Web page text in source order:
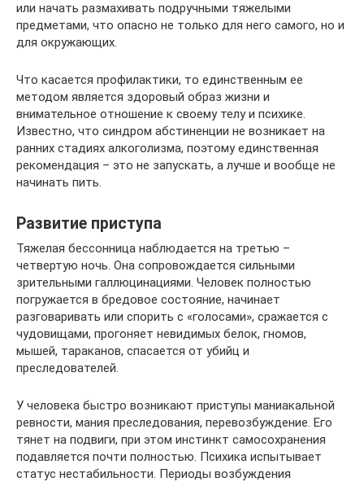
или начать размахивать подручными тяжелыми
предметами, что опасно не только для него самого, но и
для окружающих.
Что касается профилактики, то единственным ее
методом является здоровый образ жизни и
внимательное отношение к своему телу и психике.
Известно, что синдром абстиненции не возникает на
ранних стадиях алкоголизма, поэтому единственная
рекомендация – это не запускать, а лучше и вообще не
начинать пить.
Развитие приступа
Тяжелая бессонница наблюдается на третью –
четвертую ночь. Она сопровождается сильными
зрительными галлюцинациями. Человек полностью
погружается в бредовое состояние, начинает
разговаривать или спорить с «голосами», сражается с
чудовищами, прогоняет невидимых белок, гномов,
мышей, тараканов, спасается от убийц и
преследователей.
У человека быстро возникают приступы маниакальной
ревности, мания преследования, перевозбуждение. Его
тянет на подвиги, при этом инстинкт самосохранения
подавляется почти полностью. Психика испытывает
статус нестабильности. Периоды возбуждения